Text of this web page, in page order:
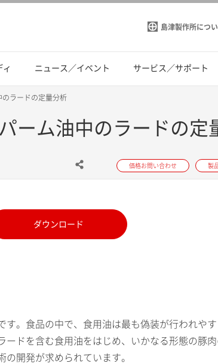
島津製作所につ
ィ ニュース／イベント サービス／サポート
のラードの定量分析
ーム油中のラードの定
価格お問い合わせ 製
ダウンロード
。食品の中で、食用油は最も偽装が行われや
ドを含む食用油をはじめ、いかなる形態の豚
開発が求められています。